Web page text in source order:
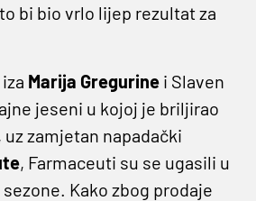
bi bio vrlo lijep rezultat za
Marija Gregurine i Slaven
jeseni u kojoj je briljirao
, uz zamjetan napadački
, Farmaceuti su se ugasili u
Kako zbog prodaje